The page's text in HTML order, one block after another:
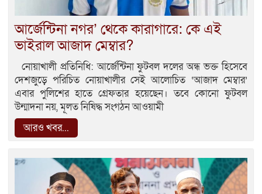
আর্জেন্টিনা নগর’ থেকে কারাগারে: কে এই
ভাইরাল আজাদ মেম্বার?
নোয়াখালী প্রতিনিধি: আর্জেন্টিনা ফুটবল দলের অন্ধ ভক্ত হিসেবে
দেশজুড়ে পরিচিত নোয়াখালীর সেই আলোচিত ‘আজাদ মেম্বার’
এবার পুলিশের হাতে গ্রেফতার হয়েছেন। তবে কোনো ফুটবল
উন্মাদনা নয়, মূলত নিষিদ্ধ সংগঠন আওয়ামী
আরও খবর...